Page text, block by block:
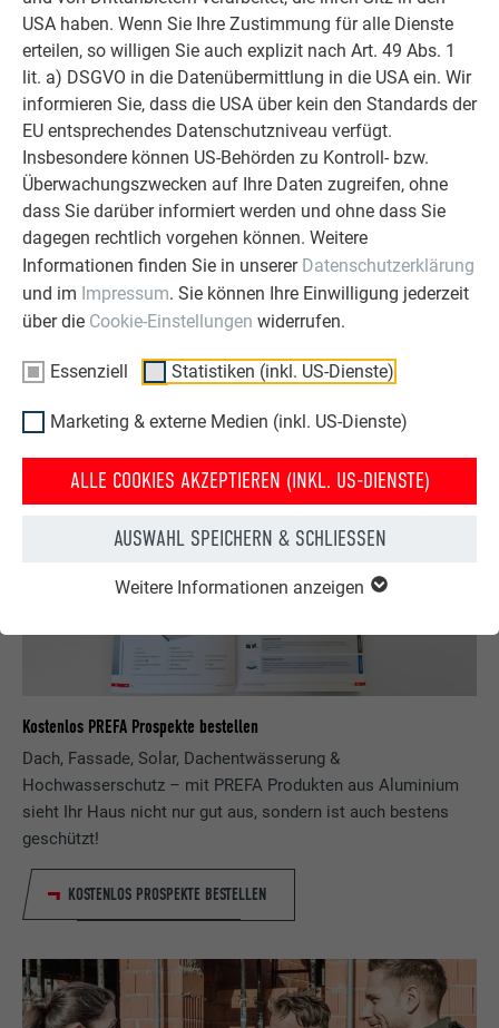
USA haben. Wenn Sie Ihre Zustimmung für alle Dienste
erteilen, so willigen Sie auch explizit nach Art. 49 Abs. 1
lit. a) DSGVO in die Datenübermittlung in die USA ein. Wir
informieren Sie, dass die USA über kein den Standards der
EU entsprechendes Datenschutzniveau verfügt.
Insbesondere können US-Behörden zu Kontroll- bzw.
Überwachungszwecken auf Ihre Daten zugreifen, ohne
dass Sie darüber informiert werden und ohne dass Sie
dagegen rechtlich vorgehen können. Weitere
Informationen finden Sie in unserer Datenschutzerklärung
und im Impressum. Sie können Ihre Einwilligung jederzeit
über die Cookie-Einstellungen widerrufen.
Essenziell Statistiken (inkl. US-Dienste)
Marketing & externe Medien (inkl. US-Dienste)
ALLE COOKIES AKZEPTIEREN (INKL. US-DIENSTE)
AUSWAHL SPEICHERN & SCHLIESSEN
Weitere Informationen anzeigen
Ihr Haus im PREFA Look
Wir zeigen Ihnen anhand einer Fotomontage, wie schön Ihr
Haus mit einem PREFA Dach oder einer PREFA Fassade
aussieht.
JETZT FOTOMONTAGE ANFORDERN
Kostenlos PREFA Prospekte bestellen
Dach, Fassade, Solar, Dachentwässerung &
Hochwasserschutz – mit PREFA Produkten aus Aluminium
sieht Ihr Haus nicht nur gut aus, sondern ist auch bestens
geschützt!
KOSTENLOS PROSPEKTE BESTELLEN